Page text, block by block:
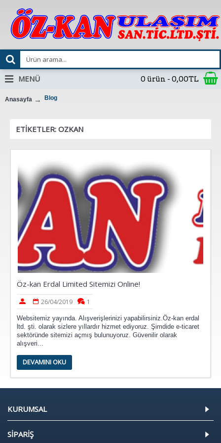
0 ürün - 0,00TL
MENÜ
Anasayfa Blog
ETIKETLER: OZKAN
Öz-kan Erdal Limited Sitemizi Online!
26/04/2019 1
Websitemiz yayında. Alışverişlerinizi yapabilirsiniz.Öz-kan erdal
ltd. şti. olarak sizlere yıllardır hizmet ediyoruz. Şimdide e-ticaret
sektöründe sitemizi açmış bulunuyoruz. Güvenilir olarak
alışveri...
DEVAMINI OKU
KURUMSAL
SİPARİŞ